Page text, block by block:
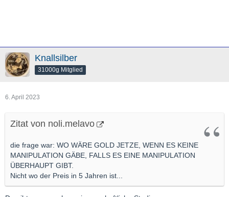
Knallsilber
31000g Mitglied
6. April 2023
Zitat von noli.melavo
die frage war: WO WÄRE GOLD JETZE, WENN ES KEINE
MANIPULATION GÄBE, FALLS ES EINE MANIPULATION
ÜBERHAUPT GIBT.
Nicht wo der Preis in 5 Jahren ist...